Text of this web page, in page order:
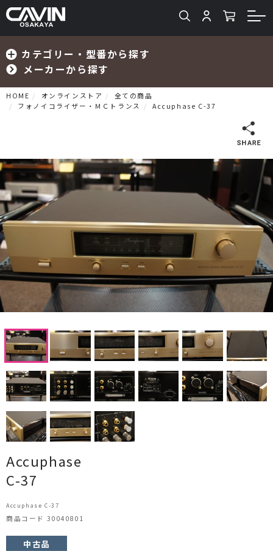
カテゴリー・型番から探す
メーカーから探す
検索
プリメインアンプ
プリアンプ
パワーアンプ
CDプレーヤー・レシーバー
ネットワークプレーヤー・D/Aコンバーター
レコードプレーヤー
スピーカー
オーディオアクセサリー
オーディオその他
AVアンプ
ＴＶ・レコーダー・プレーヤー
HOME オンラインストア
全ての商品
フォノイコライザー・ＭＣトランス
Accuphase C-37
Accuphase
C-37
Accuphase C-37
商品コード 30040801
中古品